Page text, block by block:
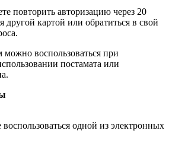
повторить авторизацию через 20
другой картой или обратиться в свой
воспользоваться при
постамата или
одной из электронных